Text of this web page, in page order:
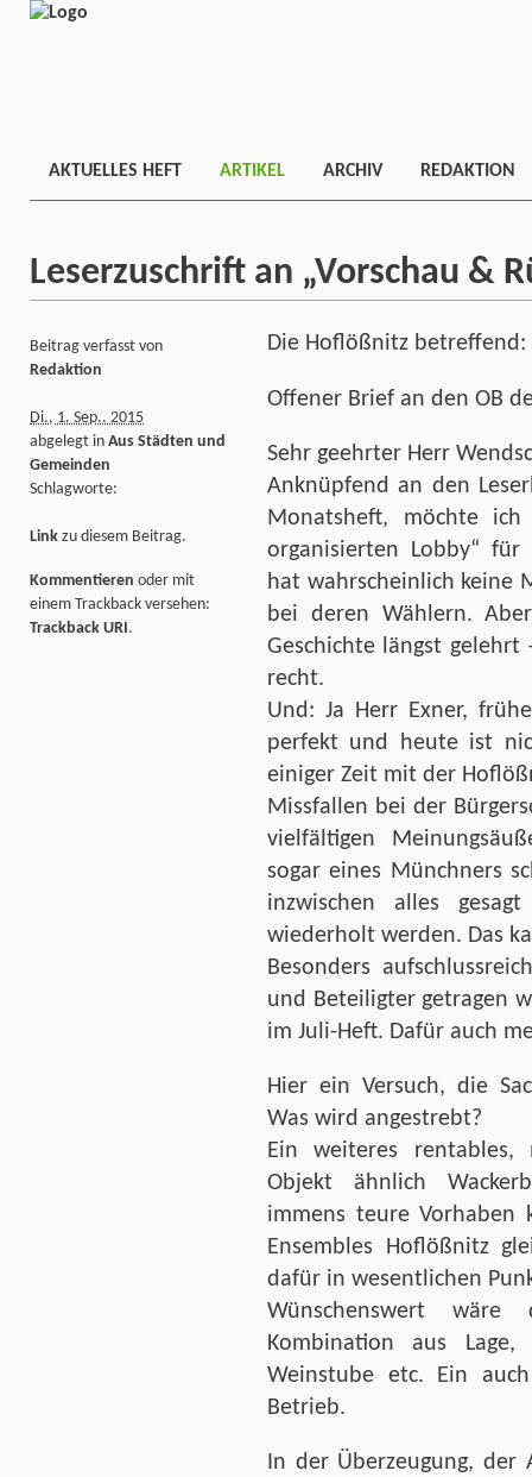
AKTUELLES HEFT ARTIKEL ARCHIV REDAKTION
Leserzuschrift an „Vorschau &
Die Hoflößnitz betreffend:
Offener Brief an den OB
Sehr geehrter Herr
Anknüpfend an den
Monatsheft, möchte
organisierten Lobby“
hat wahrscheinlich keine
bei deren Wählern.
Geschichte längst
recht.
Und: Ja Herr Exner,
perfekt und heute ist
einiger Zeit mit der
Missfallen bei der
vielfältigen
sogar eines Münchners
inzwischen alles
wiederholt werden. Das
Besonders
und Beteiligter getragen
im Juli-Heft. Dafür auch
Hier ein Versuch, die
Was wird angestrebt?
Ein weiteres rentables,
Objekt ähnlich
immens teure Vorhaben
Ensembles Hoflößnitz
dafür in wesentlichen
Wünschenswert
Kombination aus Lage,
Weinstube etc. Ein
Betrieb.
In der Überzeugung, der
Beitrag verfasst von
Redaktion
Di., 1. Sep.. 2015
abgelegt in Aus Städten und
Gemeinden
Schlagworte:
Link zu diesem Beitrag.
Kommentieren oder mit
einem Trackback versehen:
Trackback URI.